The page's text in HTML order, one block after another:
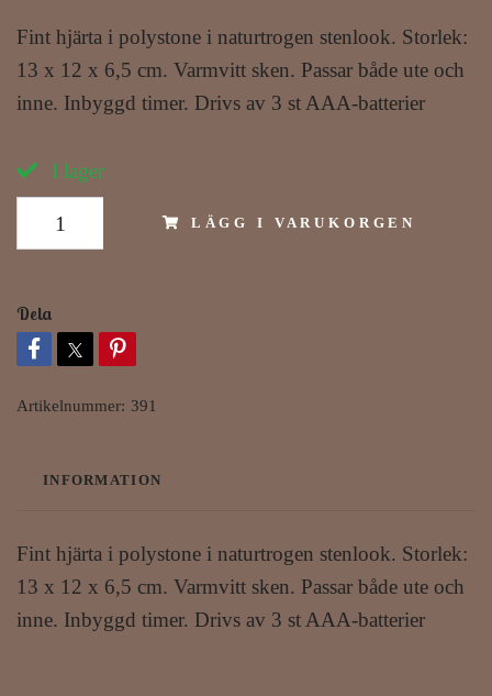
Fint hjärta i polystone i naturtrogen stenlook. Storlek:
13 x 12 x 6,5 cm. Varmvitt sken. Passar både ute och
inne. Inbyggd timer. Drivs av 3 st AAA-batterier
I lager
LÄGG I VARUKORGEN
Dela
Artikelnummer: 391
INFORMATION
Fint hjärta i polystone i naturtrogen stenlook. Storlek:
13 x 12 x 6,5 cm. Varmvitt sken. Passar både ute och
inne. Inbyggd timer. Drivs av 3 st AAA-batterier